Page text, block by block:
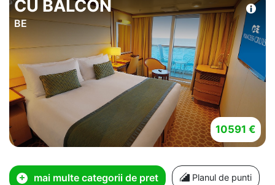
CU BALCON
BE
10591 €
mai multe categorii de pret Planul de punti